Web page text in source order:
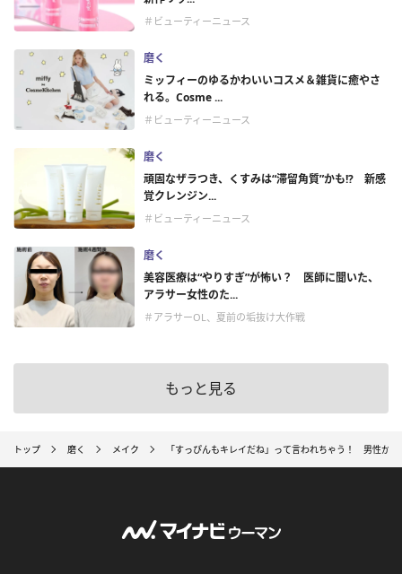
＃ビューティーニュース
磨く
ミッフィーのゆるかわいいコスメ＆雑貨に癒やさ
れる。Cosme ...
＃ビューティーニュース
磨く
頑固なザラつき、くすみは“滞留角質”かも!? 新感
覚クレンジン...
＃ビューティーニュース
磨く
美容医療は“やりすぎ”が怖い？ 医師に聞いた、
アラサー女性のた...
＃アラサーOL、夏前の垢抜け大作戦
もっと見る
トップ 磨く メイク 「すっぴんもキレイだね」って言われちゃう！ 男性か